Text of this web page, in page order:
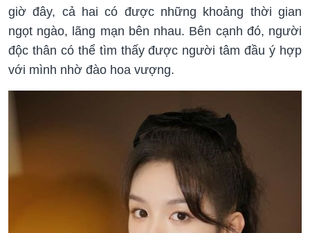
giờ đây, cả hai có được những khoảng thời gian
ngọt ngào, lãng mạn bên nhau. Bên cạnh đó, người
độc thân có thể tìm thấy được người tâm đầu ý hợp
với mình nhờ đào hoa vượng.